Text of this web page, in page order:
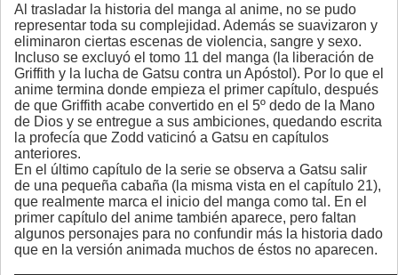
Al trasladar la historia del manga al anime, no se pudo
representar toda su complejidad. Además se suavizaron y
eliminaron ciertas escenas de violencia, sangre y sexo.
Incluso se excluyó el tomo 11 del manga (la liberación de
Griffith y la lucha de Gatsu contra un Apóstol). Por lo que el
anime termina donde empieza el primer capítulo, después
de que Griffith acabe convertido en el 5º dedo de la Mano
de Dios y se entregue a sus ambiciones, quedando escrita
la profecía que Zodd vaticinó a Gatsu en capítulos
anteriores.
En el último capítulo de la serie se observa a Gatsu salir
de una pequeña cabaña (la misma vista en el capítulo 21),
que realmente marca el inicio del manga como tal. En el
primer capítulo del anime también aparece, pero faltan
algunos personajes para no confundir más la historia dado
que en la versión animada muchos de éstos no aparecen.